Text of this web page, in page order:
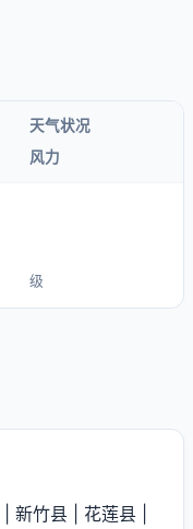
天气状况
风力
级
新竹县 花莲县